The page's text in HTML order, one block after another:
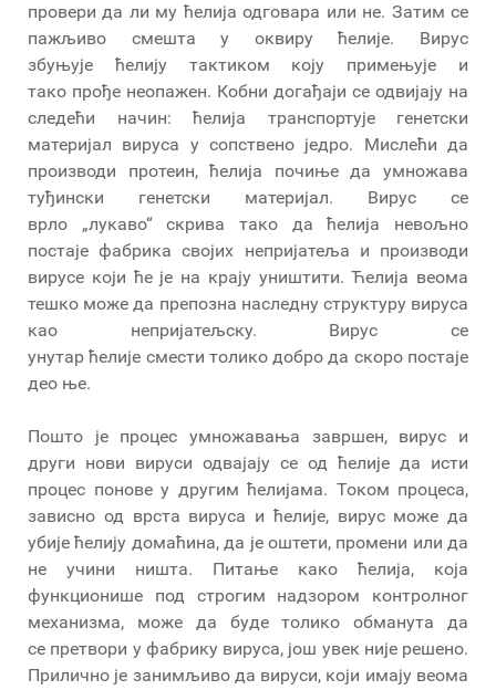
провери да ли му ћелија одговара или не. Затим се
пажљиво смешта у оквиру ћелије. Вирус
збуњује ћелију тактиком коју примењује и
тако прође неопажен. Кобни догађаји се одвијају на
следећи начин: ћелија транспортује генетски
материјал вируса у сопствено једро. Мислећи да
производи протеин, ћелија почиње да умножава
туђински генетски материјал. Вирус се
врло „лукаво“ скрива тако да ћелија невољно
постаје фабрика својих непријатеља и производи
вирусе који ће је на крају уништити. Ћелија веома
тешко може да препозна наследну структуру вируса
као непријатељску. Вирус се
унутар ћелије смести толико добро да скоро постаје
део ње.
Пошто је процес умножавања завршен, вирус и
други нови вируси одвајају се од ћелије да исти
процес понове у другим ћелијама. Током процеса,
зависно од врста вируса и ћелије, вирус може да
убије ћелију домаћина, да је оштети, промени или да
не учини ништа. Питање како ћелија, која
функционише под строгим надзором контролног
механизма, може да буде толико обманута да
се претвори у фабрику вируса, још увек није решено.
Прилично је занимљиво да вируси, који имају веома